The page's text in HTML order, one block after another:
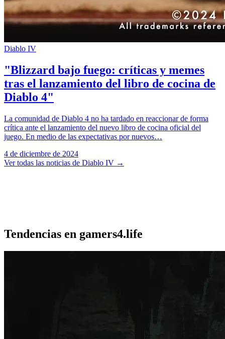
Diablo IV
"Blizzard bajo fuego: críticas y memes
tras el lanzamiento del libro de cocina de
Diablo 4"
La comunidad de Diablo 4 no ha tardado en reaccionar de forma
crítica ante el lanzamiento del nuevo libro de cocina oficial del
juego. En medio de las expectativas por nuevos…
4 de diciembre de 2024
Ver todas las noticias de Diablo IV →
Tendencias en gamers4.life